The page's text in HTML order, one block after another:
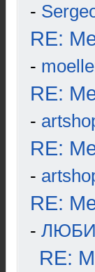
-
RE:
-
RE:
-
RE:
-
RE:
-
RE: